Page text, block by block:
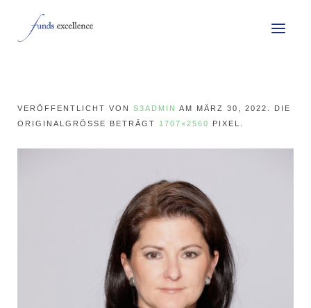
VERÖFFENTLICHT VON S3ADMIN AM MÄRZ 30, 2022
. DIE
ORIGINALGRÖSSE BETRÄGT
1707×2560 PIXEL.